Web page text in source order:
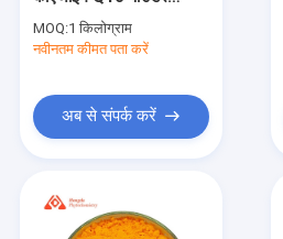
Hongda
Phytochemistry
MOQ:1 किलोग्राम
नवीनतम कीमत पता करें
अब से संपर्क करें